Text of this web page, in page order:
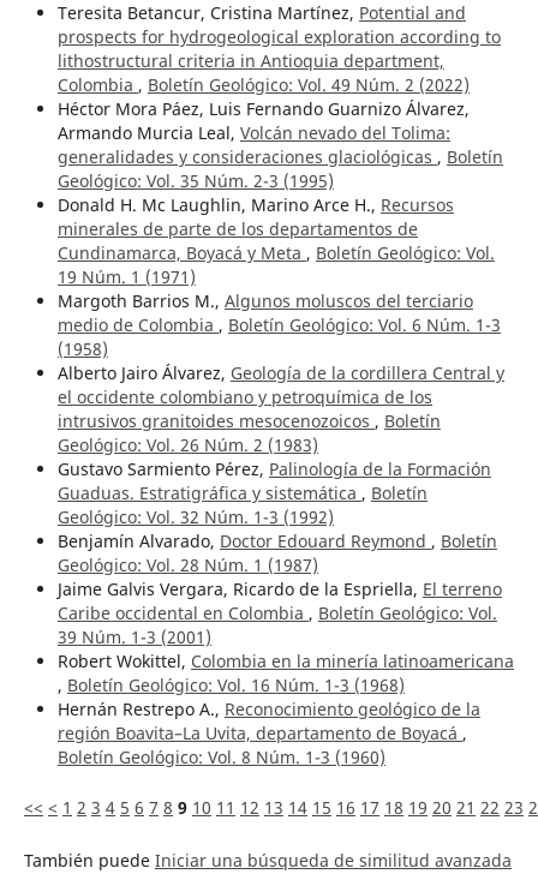
Teresita Betancur, Cristina Martínez, Potential and
prospects for hydrogeological exploration according to
lithostructural criteria in Antioquia department,
Colombia , Boletín Geológico: Vol. 49 Núm. 2 (2022)
Héctor Mora Páez, Luis Fernando Guarnizo Álvarez,
Armando Murcia Leal, Volcán nevado del Tolima:
generalidades y consideraciones glaciológicas , Boletín
Geológico: Vol. 35 Núm. 2-3 (1995)
Donald H. Mc Laughlin, Marino Arce H., Recursos
minerales de parte de los departamentos de
Cundinamarca, Boyacá y Meta , Boletín Geológico: Vol.
19 Núm. 1 (1971)
Margoth Barrios M., Algunos moluscos del terciario
medio de Colombia , Boletín Geológico: Vol. 6 Núm. 1-3
(1958)
Alberto Jairo Álvarez, Geología de la cordillera Central y
el occidente colombiano y petroquímica de los
intrusivos granitoides mesocenozoicos , Boletín
Geológico: Vol. 26 Núm. 2 (1983)
Gustavo Sarmiento Pérez, Palinología de la Formación
Guaduas. Estratigráfica y sistemática , Boletín
Geológico: Vol. 32 Núm. 1-3 (1992)
Benjamín Alvarado, Doctor Edouard Reymond , Boletín
Geológico: Vol. 28 Núm. 1 (1987)
Jaime Galvis Vergara, Ricardo de la Espriella, El terreno
Caribe occidental en Colombia , Boletín Geológico: Vol.
39 Núm. 1-3 (2001)
Robert Wokittel, Colombia en la minería latinoamericana
, Boletín Geológico: Vol. 16 Núm. 1-3 (1968)
Hernán Restrepo A., Reconocimiento geológico de la
región Boavita–La Uvita, departamento de Boyacá ,
Boletín Geológico: Vol. 8 Núm. 1-3 (1960)
<< < 1 2 3 4 5 6 7 8 9 10 11 12 13 14 15 16 17 18 19 20 21 22 23
También puede Iniciar una búsqueda de similitud avanzada